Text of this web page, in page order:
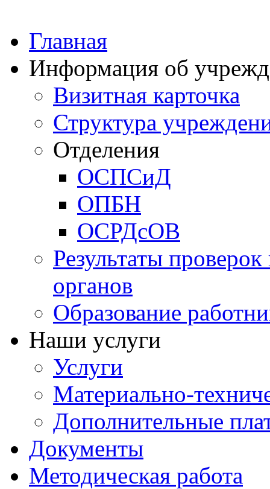
Главная
Информация об
Визитная карточка
Структура
Отделения
ОСПСиД
ОПБН
ОСРДсОВ
Результаты
органов
Образование
Наши услуги
Услуги
Материально-
Дополнительные
Документы
Методическая работа